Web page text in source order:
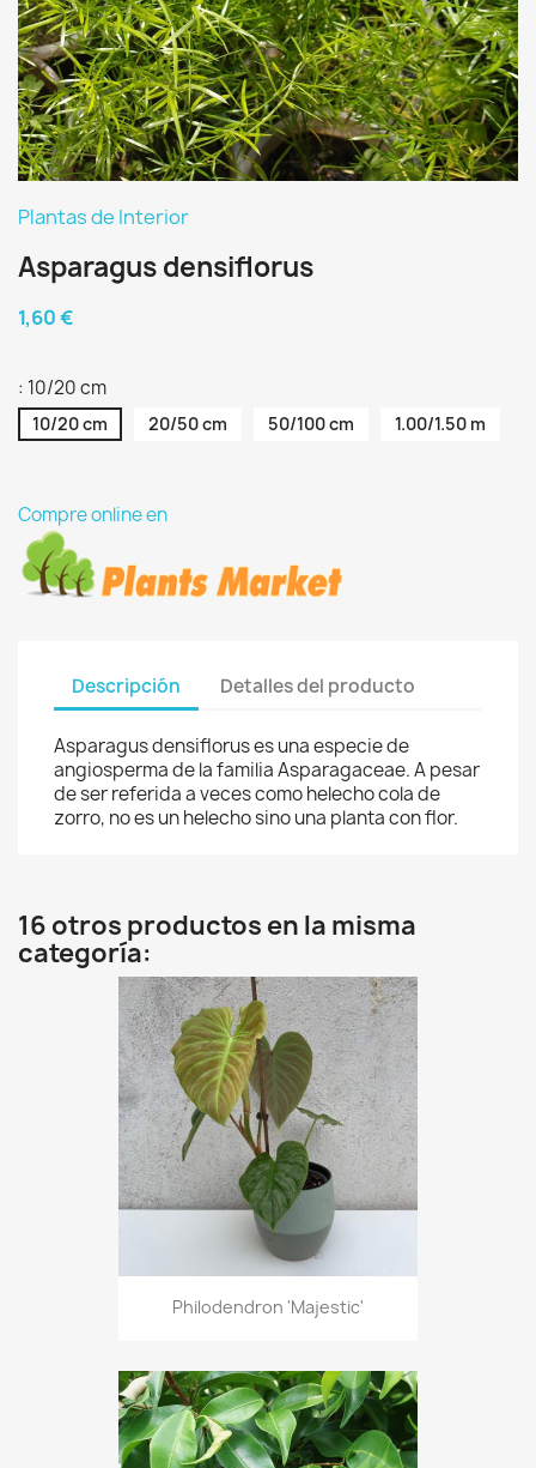
Plantas de Interior
Asparagus densiflorus
1,60 €
: 10/20 cm
10/20 cm 20/50 cm 50/100 cm 1.00/1.50 m
Compre online en
Descripción Detalles del producto
Asparagus densiflorus es una especie de
angiosperma de la familia Asparagaceae. A pesar
de ser referida a veces como helecho cola de
zorro, no es un helecho sino una planta con flor.
16 otros productos en la misma
categoría:
Philodendron 'Majestic'